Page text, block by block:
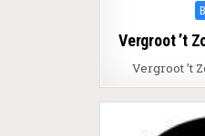
Vergroot ’t
Vergroot ’t